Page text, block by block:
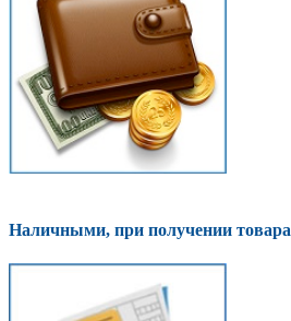
Наличными, при получении товара